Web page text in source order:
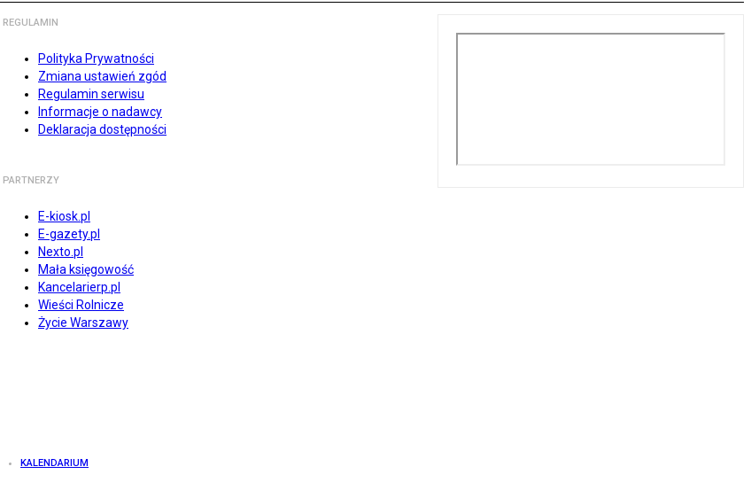
REGULAMIN
Polityka Prywatności
Zmiana ustawień zgód
Regulamin serwisu
Informacje o nadawcy
Deklaracja dostępności
PARTNERZY
E-kiosk.pl
E-gazety.pl
Nexto.pl
Mała księgowość
Kancelarierp.pl
Wieści Rolnicze
Życie Warszawy
KALENDARIUM